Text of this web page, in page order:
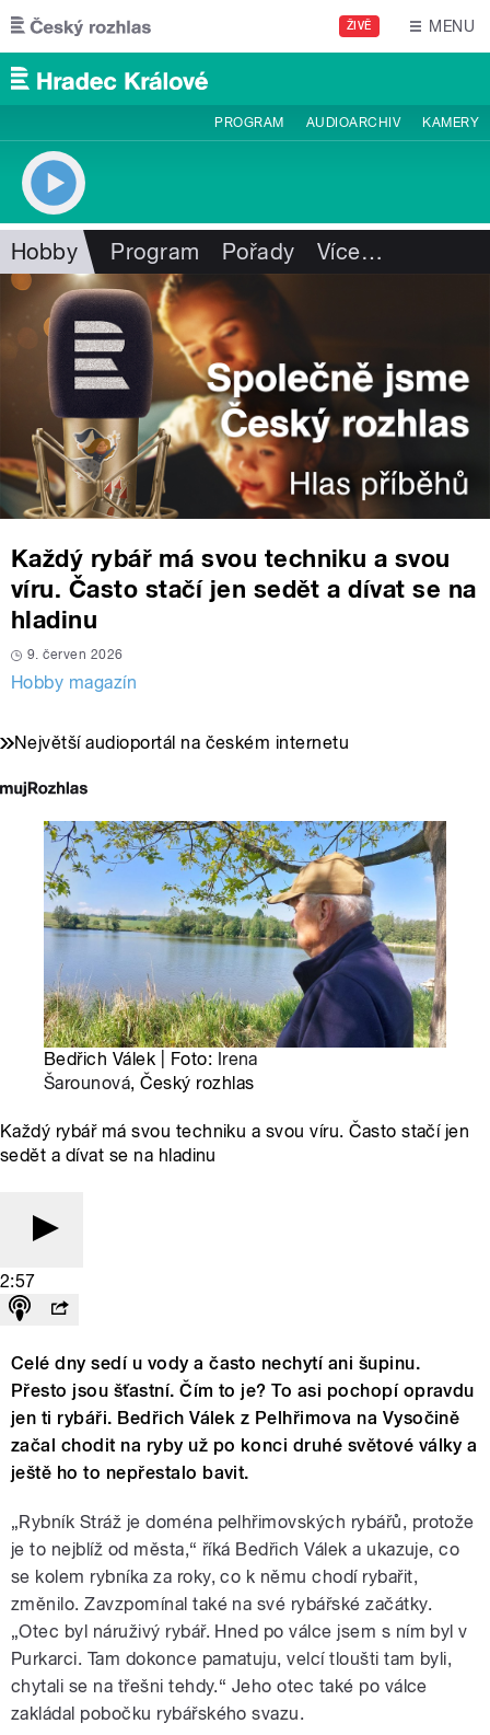
Přejít k hlavnímu obsahu
ŽIVĚ MENU
PROGRAM AUDIOARCHIV KAMERY
Hobby Program Pořady Více…
Každý rybář má svou techniku a svou
víru. Často stačí jen sedět a dívat se na
hladinu
9. červen 2026
Hobby magazín
Největší audioportál na českém internetu
Bedřich Válek | Foto: Irena
Šarounová, Český rozhlas
Každý rybář má svou techniku a svou víru. Často stačí jen
sedět a dívat se na hladinu
2:57
Celé dny sedí u vody a často nechytí ani šupinu.
Přesto jsou šťastní. Čím to je? To asi pochopí opravdu
jen ti rybáři. Bedřich Válek z Pelhřimova na Vysočině
začal chodit na ryby už po konci druhé světové války a
ještě ho to nepřestalo bavit.
„Rybník Stráž je doména pelhřimovských rybářů, protože
je to nejblíž od města,“ říká Bedřich Válek a ukazuje, co
se kolem rybníka za roky, co k němu chodí rybařit,
změnilo. Zavzpomínal také na své rybářské začátky.
„Otec byl náruživý rybář. Hned po válce jsem s ním byl v
Purkarci. Tam dokonce pamatuju, velcí tloušti tam byli,
chytali se na třešni tehdy.“ Jeho otec také po válce
zakládal pobočku rybářského svazu.